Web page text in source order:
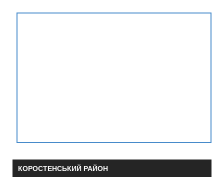
КОРОСТЕНСЬКИЙ РАЙОН